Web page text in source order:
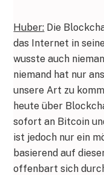
Huber: Die
das Internet in
wusste auch
niemand hat nur
unsere Art zu
heute über
sofort an Bitcoin
ist jedoch nur ein
basierend auf
offenbart sich